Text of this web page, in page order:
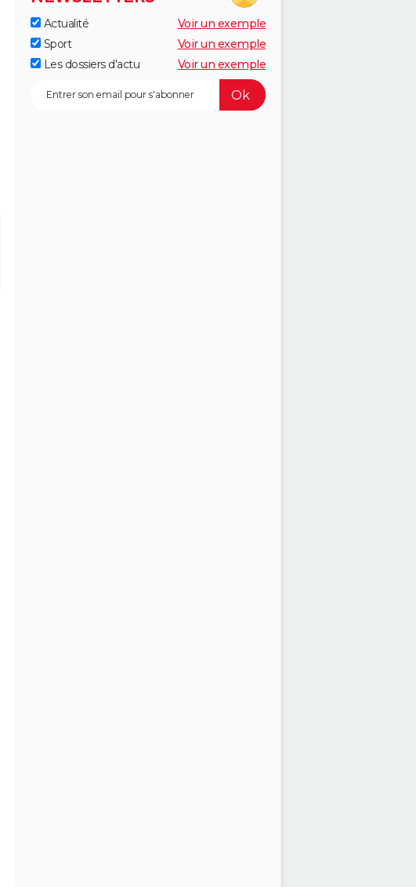
Actualité
Voir un exemple
Sport
Voir un exemple
Les dossiers d'actu
Voir un exemple